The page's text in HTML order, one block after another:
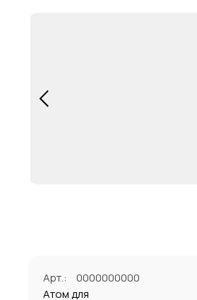
0000000000
Арт.:
Атом для